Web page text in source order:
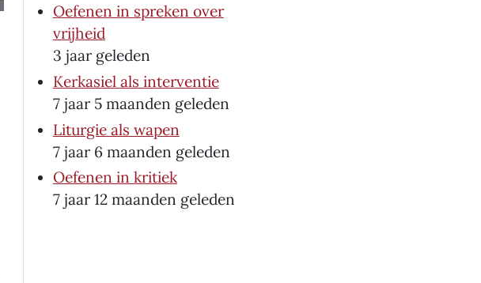
Oefenen in spreken over
vrijheid
3 jaar geleden
Kerkasiel als interventie
7 jaar 5 maanden geleden
Liturgie als wapen
7 jaar 6 maanden geleden
Oefenen in kritiek
7 jaar 12 maanden geleden